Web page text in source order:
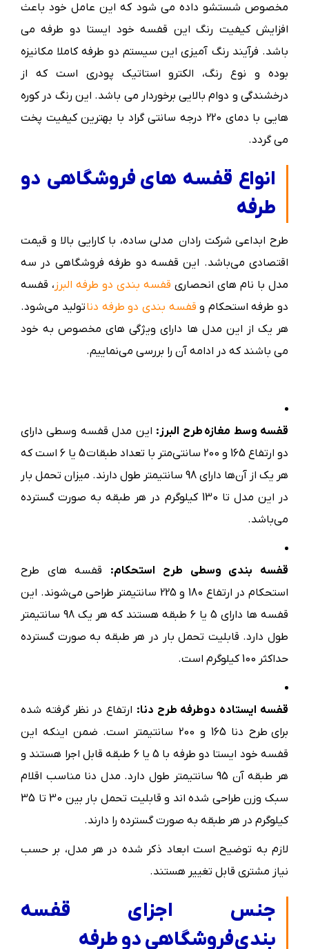
مخصوص شستشو داده می شود که این عامل خود باعث
افزایش کیفیت رنگ این قفسه خود ایستا دو طرفه می
باشد. فرآیند رنگ آمیزی این سیستم دو طرفه کاملا مکانیزه
بوده و نوع رنگ، الکترو استاتیک پودری است که از
درخشندگی و دوام بالایی برخوردار می باشد. این رنگ در کوره
هایی با دمای 220 درجه سانتی گراد با بهترین کیفیت پخت
می گردد.
انواع قفسه های فروشگاهی دو
طرفه
طرح ابداعی شرکت رادان مدلی ساده، با کارایی بالا و قیمت
اقتصادی می‌باشد. این قفسه دو طرفه فروشگاهی در سه
مدل با نام های انحصاری قفسه بندی دو طرفه البرز ، قفسه
دو طرفه استحکام و قفسه بندی دو طرفه دناتولید می‌شود.
هر یک از این مدل ها دارای ویژگی های مخصوص به خود
می باشند که در ادامه آن را بررسی می‌نماییم.
قفسه وسط مغازه طرح البرز: این مدل قفسه وسطی دارای
دو ارتفاع 165 و 200 سانتی‌متر با تعداد طبقات 5 یا 6 است که
هر یک از آن‌ها دارای 98 سانتیمتر طول دارند. میزان تحمل بار
در این مدل تا 130 کیلوگرم در هر طبقه به صورت گسترده
می‌باشد.
قفسه بندی وسطی طرح استحکام: قفسه های طرح
استحکام در ارتفاع 180 و 225 سانتیمتر طراحی می‌شوند. این
قفسه ها دارای 5 یا 6 طبقه هستند که هر یک 98 سانتیمتر
طول دارد. قابلیت تحمل بار در هر طبقه به صورت گسترده
حداکثر 100 کیلوگرم است.
قفسه ایستاده دوطرفه طرح دنا: ارتفاع در نظر گرفته شده
برای طرح دنا 165 و 200 سانتیمتر است. ضمن اینکه این
قفسه خود ایستا دو طرفه با 5 یا 6 طبقه قابل اجرا هستند و
هر طبقه آن 95 سانتیمتر طول دارد. مدل دنا مناسب اقلام
سبک وزن طراحی شده اند و قابلیت تحمل بار بین 30 تا 35
کیلوگرم در هر طبقه به صورت گسترده را دارند.
لازم به توضیح است ابعاد ذکر شده در هر مدل، بر حسب
نیاز مشتری قابل تغییر هستند.
جنس اجزای قفسه
بندی فروشگاهی دو طرفه